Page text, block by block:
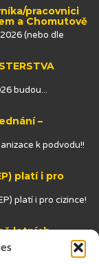
pracovnici
a Chomutově
(nebo dle
budou...
–
k podvodu!!
platí i pro
platí i pro cizince!
letních